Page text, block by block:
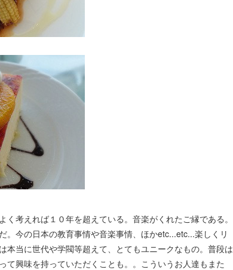
考えれば１０年を超えている。音楽がくれたご縁である。
今の日本の教育事情や音楽事情、ほかetc...etc...楽しくリ
当に世代や学閥等超えて、とてもユニークなもの。普段は
て興味を持っていただくことも。。こういうお人達もまた